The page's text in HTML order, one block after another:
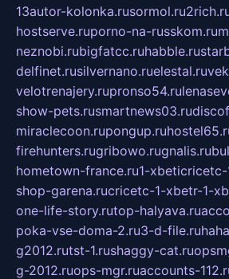
13autor-kolonka.rusormol.ru
hostserve.ruporno-na-russkom.ru
neznobi.rubigfatcc.ruhabble.ru
delfinet.rusilvernano.ruelestal.ru
velotrenajery.rupronso54.ru
show-pets.rusmartnews03.ru
miraclecoon.rupongup.ru
firehunters.rugribowo.rugnalis.ru
hometown-france.ru1-
shop-garena.rucricetc-1-xbetr-1-
one-life-story.rutop-halyava.ru
poka-vse-doma-2.ru3-d-file.ru
g2012.rutst-1.rushaggy-cat.ru
g-2012.ruops-mgr.ruaccounts-